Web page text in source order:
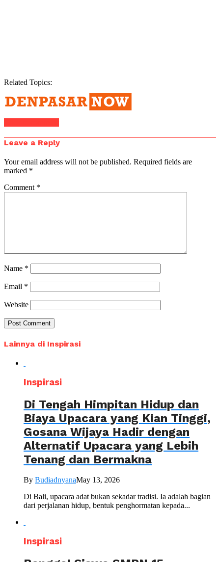
Related Topics:
Leave a Reply
Your email address will not be published. Required fields are
marked *
Comment *
Name *
Email *
Website
Lainnya di Inspirasi
Inspirasi
Di Tengah Himpitan Hidup dan
Biaya Upacara yang Kian Tinggi,
Gosana Wijaya Hadir dengan
Alternatif Upacara yang Lebih
Tenang dan Bermakna
By BudiadnyanaMay 13, 2026
Di Bali, upacara adat bukan sekadar tradisi. Ia adalah bagian
dari perjalanan hidup, bentuk penghormatan kepada...
Inspirasi